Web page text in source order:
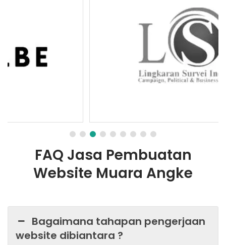
FAQ Jasa Pembuatan
Website Muara Angke
Bagaimana tahapan pengerjaan
website dibiantara ?